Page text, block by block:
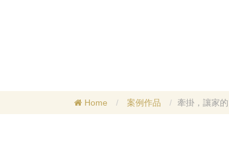
Home 案例作品 牽掛，讓家